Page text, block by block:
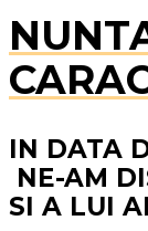
IN DATA
NE-AM
SI A LUI